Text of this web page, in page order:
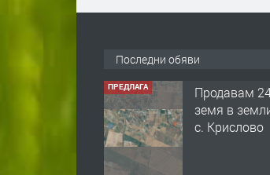
Последни обяви
ПРЕДЛАГА
Продавам
земя в
с. Крислово